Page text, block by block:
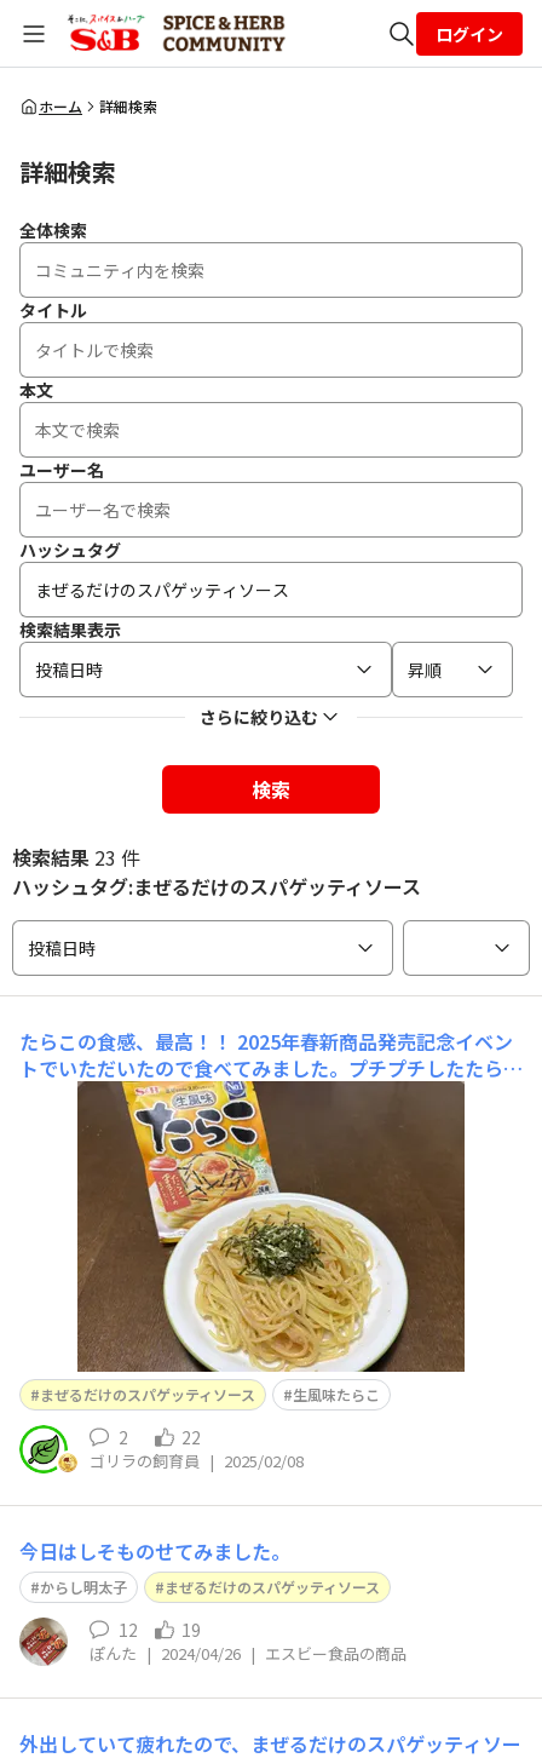
全体検索
ログイン
ホーム 詳細検索
詳細検索
全体検索
タイトル
本文
ユーザー名
ハッシュタグ
検索結果表示
投稿日時
昇順
さらに絞り込む
検索
検索結果 23 件
ハッシュタグ:まぜるだけのスパゲッティソース
投稿日時
たらこの食感、最高！！ 2025年春新商品発売記念イベン
トでいただいたので食べてみました。プチプチしたたらこ
の食感が楽しめるパスタで、とてもおいしかったです。茹
でだ麺に和えるだけで作れるのでお手軽です。
まぜるだけのスパゲッティソース 生風味たらこ
2 22
ゴリラの飼育員 | 2025/02/08
今日はしそものせてみました。
からし明太子 まぜるだけのスパゲッティソース
12 19
ぽんた | 2024/04/26 | エスビー食品の商品
外出していて疲れたので、まぜるだけのスパゲッティソー